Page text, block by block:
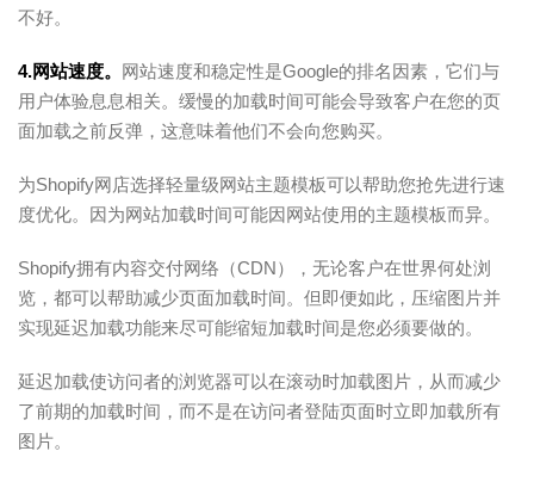
不好。
4.网站速度。 网站速度和稳定性是Google的排名因素，它们与
用户体验息息相关。缓慢的加载时间可能会导致客户在您的页
面加载之前反弹，这意味着他们不会向您购买。
为Shopify网店选择轻量级网站主题模板可以帮助您抢先进行速
度优化。因为网站加载时间可能因网站使用的主题模板而异。
Shopify拥有内容交付网络（CDN），无论客户在世界何处浏
览，都可以帮助减少页面加载时间。但即便如此，压缩图片并
实现延迟加载功能来尽可能缩短加载时间是您必须要做的。
延迟加载使访问者的浏览器可以在滚动时加载图片，从而减少
了前期的加载时间，而不是在访问者登陆页面时立即加载所有
图片。